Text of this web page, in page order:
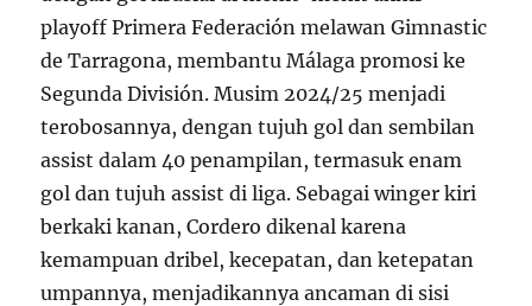
playoff Primera Federación melawan Gimnastic
de Tarragona, membantu Málaga promosi ke
Segunda División. Musim 2024/25 menjadi
terobosannya, dengan tujuh gol dan sembilan
assist dalam 40 penampilan, termasuk enam
gol dan tujuh assist di liga. Sebagai winger kiri
berkaki kanan, Cordero dikenal karena
kemampuan dribel, kecepatan, dan ketepatan
umpannya, menjadikannya ancaman di sisi